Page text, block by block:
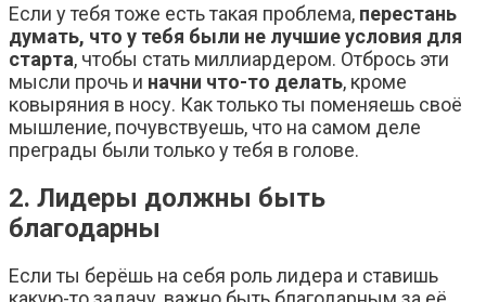
Если у тебя тоже есть такая проблема, перестань
думать, что у тебя были не лучшие условия для
старта, чтобы стать миллиардером. Отбрось эти
мысли прочь и начни что-то делать, кроме
ковыряния в носу. Как только ты поменяешь своё
мышление, почувствуешь, что на самом деле
преграды были только у тебя в голове.
2. Лидеры должны быть
благодарны
Если ты берёшь на себя роль лидера и ставишь